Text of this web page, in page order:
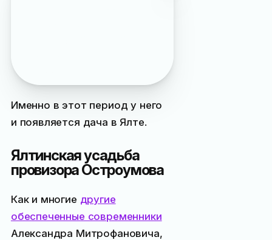
Именно в этот период у него
и появляется дача в Ялте.
Ялтинская усадьба
провизора Остроумова
Как и многие другие
обеспеченные современники
Александра Митрофановича,